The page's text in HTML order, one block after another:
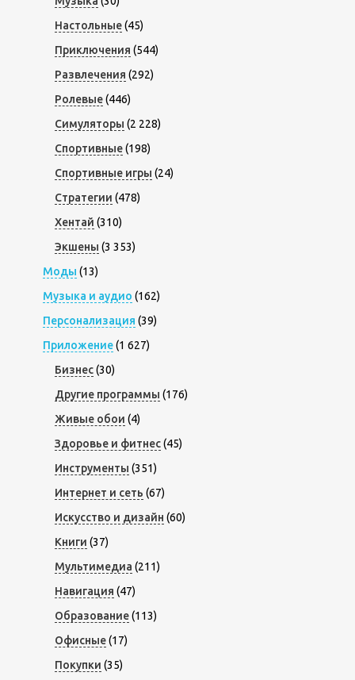
Настольные(45)
Приключения (544)
Развлечения (292)
Ролевые(446)
Симуляторы (2 228)
Спортивные(198)
Спортивные игры (24)
Стратегии (478)
Хентай (310)
Экшены (3 353)
Моды (13)
Музыка и аудио (162)
Персонализация (39)
Приложение(1 627)
Бизнес(30)
Другие программы (176)
Живые обои (4)
Здоровье и фитнес(45)
Инструменты (351)
Интернет и сеть (67)
Искусство и дизайн (60)
Книги (37)
Мультимедиа (211)
Навигация (47)
Образование(113)
Офисные(17)
Покупки (35)